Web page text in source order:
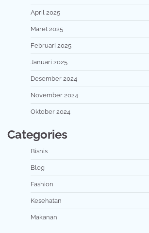
April 2025
Maret 2025
Februari 2025
Januari 2025
Desember 2024
November 2024
Oktober 2024
Categories
Bisnis
Blog
Fashion
Kesehatan
Makanan